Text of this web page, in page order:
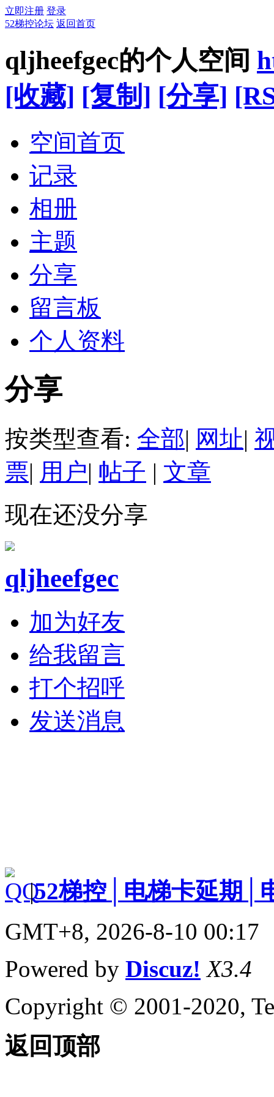
立即注册 登录
52梯控论坛 返回首页
qljheefgec的个人空间
[收藏] [复制] [分享]
空间首页
记录
相册
主题
分享
留言板
个人资料
分享
按类型查看: 全部| 网址|
票| 用户| 帖子 | 文章
现在还没分享
qljheefgec
加为好友
给我留言
打个招呼
发送消息
|52梯控│电梯卡延期│
GMT+8, 2026-8-10 00:17
Powered by Discuz! X3.4
Copyright © 2001-2020,
返回顶部